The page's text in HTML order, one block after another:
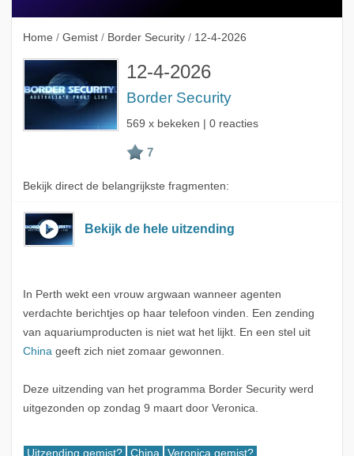
Home / Gemist / Border Security / 12-4-2026
12-4-2026
Border Security
569 x bekeken | 0 reacties
Bekijk direct de belangrijkste fragmenten:
Bekijk de hele uitzending
In Perth wekt een vrouw argwaan wanneer agenten
verdachte berichtjes op haar telefoon vinden. Een zending
van aquariumproducten is niet wat het lijkt. En een stel uit
Chinageeft zich niet zomaar gewonnen.
Deze uitzending van het programma Border Security werd
uitgezonden op zondag 9 maart door Veronica.
Uitzending gemist? China Veronica gemist?